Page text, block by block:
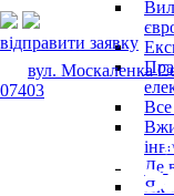
Все
Де
Як
відправити заявку
вул. Москаленка
07403